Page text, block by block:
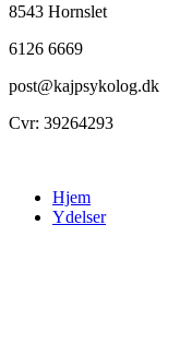
8543 Hornslet
6126 6669
post@kajpsykolog.dk
Cvr: 39264293
Hjem
Ydelser